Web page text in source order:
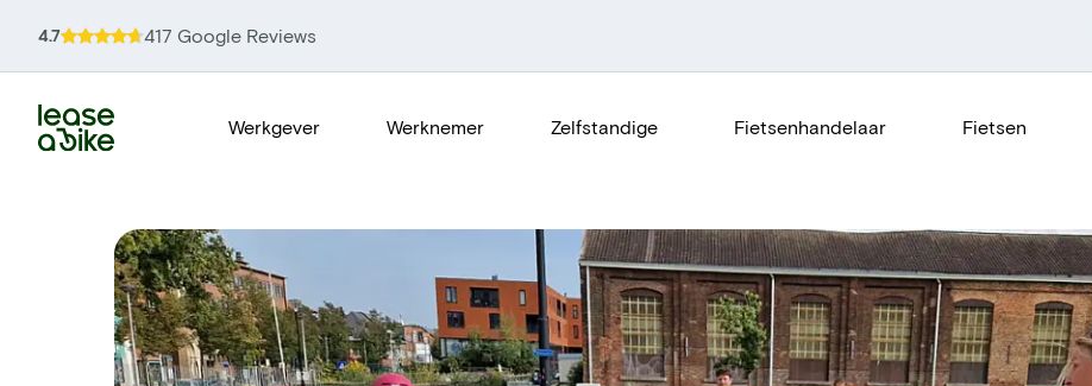
4.7 417 Google Reviews
Werkgever Werknemer Zelfstandige Fietsenhandelaar Fietsen